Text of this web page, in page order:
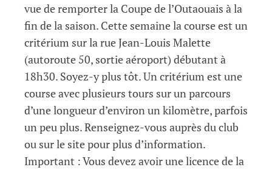
vue de remporter la Coupe de l’Outaouais à la
fin de la saison. Cette semaine la course est un
critérium sur la rue Jean-Louis Malette
(autoroute 50, sortie aéroport) débutant à
18h30. Soyez-y plus tôt. Un critérium est une
course avec plusieurs tours sur un parcours
d’une longueur d’environ un kilomètre, parfois
un peu plus. Renseignez-vous auprès du club
ou sur le site pour plus d’information.
Important : Vous devez avoir une licence de la